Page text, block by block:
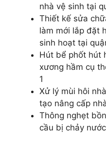
nhà vệ sinh tại
Thiết kế sửa
làm mới lắp đặt
sinh hoạt tại
Hút bể phốt hút
xương hầm cụ
1
Xử lý mùi hôi
tạo nâng cấp
Thông nghẹt
cầu bị chảy